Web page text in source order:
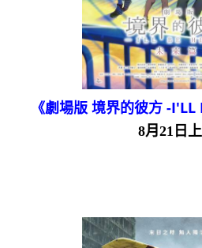
《劇場版 境界的彼方 -I'LL
8月21日